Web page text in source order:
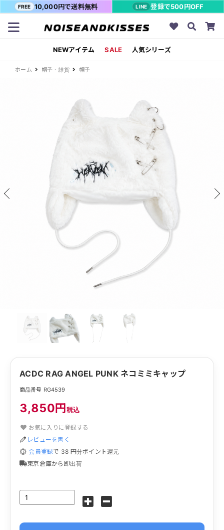
FREE 10,000円で送料無料 LINE 登録で500円OFF
NEWアイテム SALE 人気シリーズ
ホーム 帽子・雑貨 帽子
ACDC RAG ANGEL PUNK ネコミミキャップ
商品番号 RG4539
3,850円税込
お気に入りに登録する
レビューを書く
会員登録で 38 円分ポイント還元
東京倉庫から即出荷